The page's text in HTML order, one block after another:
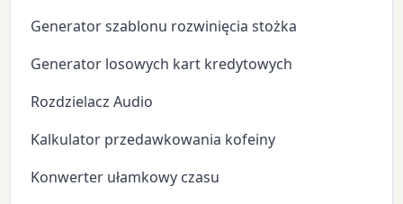
Generator szablonu rozwinięcia stożka
Generator losowych kart kredytowych
Rozdzielacz Audio
Kalkulator przedawkowania kofeiny
Konwerter ułamkowy czasu